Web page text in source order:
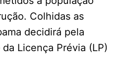
Colhidas as
decidirá pela
Licença Prévia (LP)